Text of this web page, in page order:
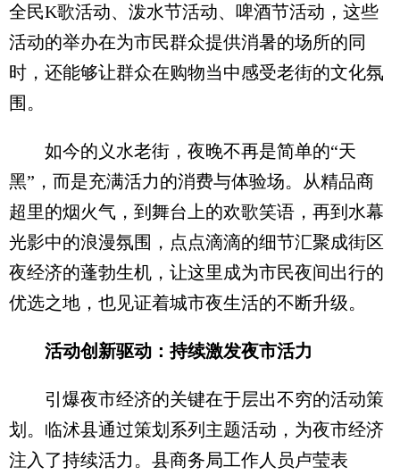
全民K歌活动、泼水节活动、啤酒节活动，这些
活动的举办在为市民群众提供消暑的场所的同
时，还能够让群众在购物当中感受老街的文化氛
围。
如今的义水老街，夜晚不再是简单的“天
黑”，而是充满活力的消费与体验场。从精品商
超里的烟火气，到舞台上的欢歌笑语，再到水幕
光影中的浪漫氛围，点点滴滴的细节汇聚成街区
夜经济的蓬勃生机，让这里成为市民夜间出行的
优选之地，也见证着城市夜生活的不断升级。
活动创新驱动：持续激发夜市活力
引爆夜市经济的关键在于层出不穷的活动策
划。临沭县通过策划系列主题活动，为夜市经济
注入了持续活力。县商务局工作人员卢莹表